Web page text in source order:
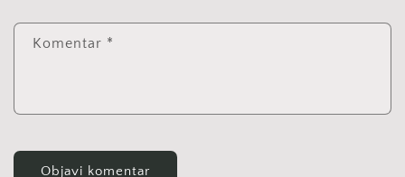
Komentar *